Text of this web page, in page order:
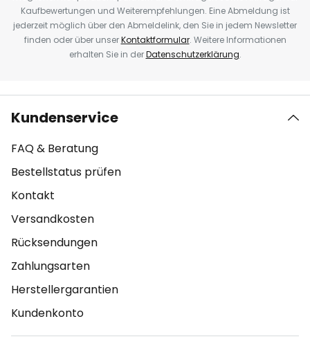
Kaufbewertungen und Weiterempfehlungen. Eine Abmeldung ist
jederzeit möglich über den Abmeldelink, den Sie in jedem Newsletter
finden oder über unserKontaktformular. Weitere Informationen
erhalten Sie in derDatenschutzerklärung.
Kundenservice
FAQ & Beratung
Bestellstatus prüfen
Kontakt
Versandkosten
Rücksendungen
Zahlungsarten
Herstellergarantien
Kundenkonto